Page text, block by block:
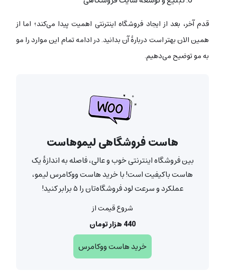
قدم آخر، بعد از ایجاد فروشگاه اینترنتی اهمیت پیدا می‌کند؛ اما از
همین الان بهتر است دربارۀ آن بدانید. در ادامه تمام این موارد را مو
به مو توضیح می‌دهیم.
هاست فروشگاهی لیموهاست
بین فروشگاه اینترنتی خوب و عالی، فاصله به اندازۀ یک
هاست باکیفیت است! با خرید هاست ووکامرس لیمو،
عملکرد و سرعت لود فروشگاه‌تان را ۵ برابر کنید!
شروع قیمت از
440 هزار تومان
خرید هاست ووکامرس